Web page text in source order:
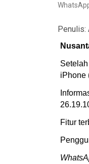
Penulis:
iPhone
Fitur